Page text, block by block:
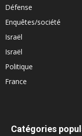
Défense
Enquêtes/société
Israël
Israël
Politique
France
Catégories